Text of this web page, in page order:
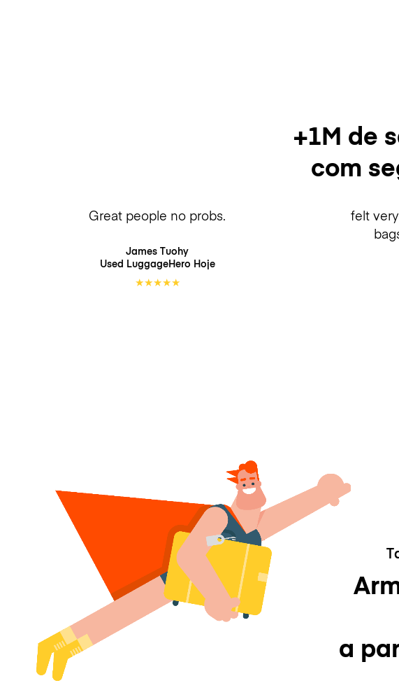
+1M de
com
Great people no probs.
James Tuohy
Used LuggageHero Hoje
★★★★★
felt
a